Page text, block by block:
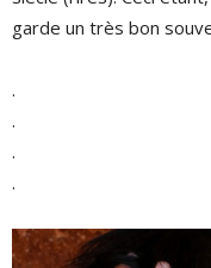
garde un très bon
.
.
.
.